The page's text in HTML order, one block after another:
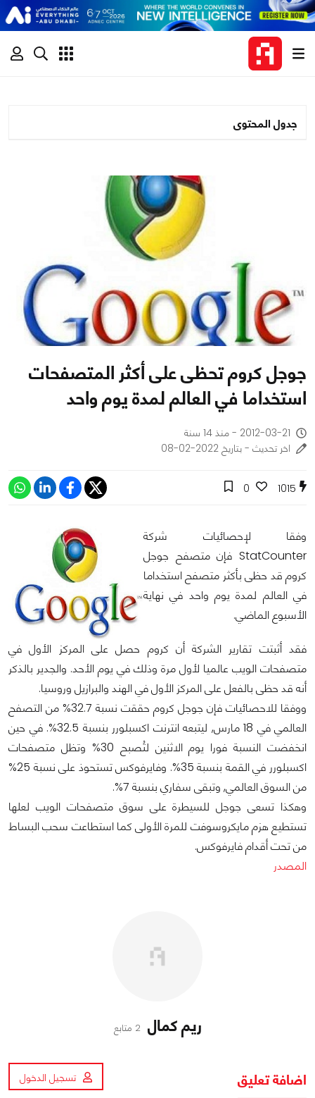
جدول المحتوى
جوجل كروم تحظى على أكثر المتصفحات
استخداما في العالم لمدة يوم واحد
2012-03-21 - منذ 14 سنة
اخر تحديث - بتاريخ 2022-02-08
1015
0
وفقا لإحصائيات شركة
StatCounter فإن متصفح جوجل
كروم قد حظى بأكثر متصفح استخداما
في العالم لمدة يوم واحد في نهاية
الأسبوع الماضي.
فقد أثبتت تقارير الشركة أن كروم حصل على المركز الأول في
متصفحات الويب عالميا لأول مرة وذلك في يوم الأحد. والجدير بالذكر
أنه قد حظى بالفعل على المركز الأول في الهند والبرازيل وروسيا.
ووفقا للاحصائيات فإن جوجل كروم حققت نسبة 32.7% من التصفح
العالمي في 18 مارس, ليتبعه انترنت اكسبلورر بنسبة 32.5%. في حين
انخفضت النسبة فورا يوم الاثنين لتُصبح 30% وتظل متصفحات
اكسبلورر في القمة بنسبة 35%. وفايرفوكس تستحوذ على نسبة 25%
من السوق العالمي, وتبقى سفاري بنسبة 7%.
وهكذا تسعى جوجل للسيطرة على سوق متصفحات الويب لعلها
تستطيع هزم مايكروسوفت للمرة الأولى كما استطاعت سحب البساط
من تحت أقدام فايرفوكس.
المصدر
ريم كمال 2 متابع
اضافة تعليق تسجيل الدخول